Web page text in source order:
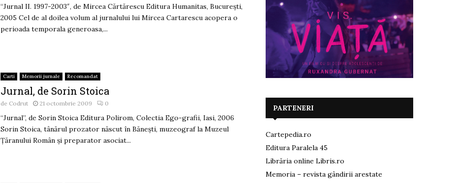
“Jurnal II. 1997-2003″, de Mircea Cărtărescu Editura Humanitas, Bucureşti,
2005 Cel de al doilea volum al jurnalului lui Mircea Cartarescu acopera o
perioada temporala generoasa,...
Carti Memorii jurnale Recomandat
Jurnal, de Sorin Stoica
de Codrut 21 octombrie 2009 0
“Jurnal”, de Sorin Stoica Editura Polirom, Colectia Ego-grafii, Iasi, 2006
Sorin Stoica, tânărul prozator născut în Băneşti, muzeograf la Muzeul
Ţăranului Român şi preparator asociat...
PARTENERI
Cartepedia.ro
Editura Paralela 45
Librăria online Libris.ro
Memoria – revista gândirii arestate